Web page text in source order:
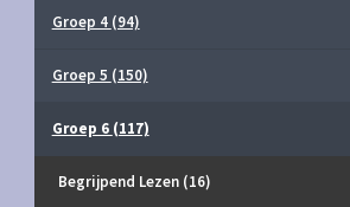
Groep 4 (94)
Groep 5 (150)
Groep 6 (117)
Begrijpend Lezen (16)